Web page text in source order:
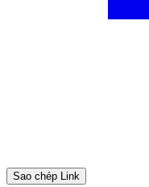
Sao chép Link